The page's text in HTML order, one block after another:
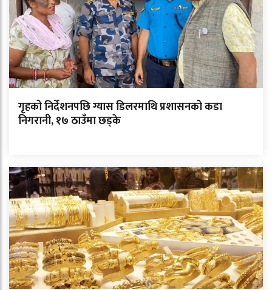
गृहको निर्देशनपछि ग्यास डिलरमाथि प्रशासनको कडा
निगरानी, १७ ठाउँमा छड्के